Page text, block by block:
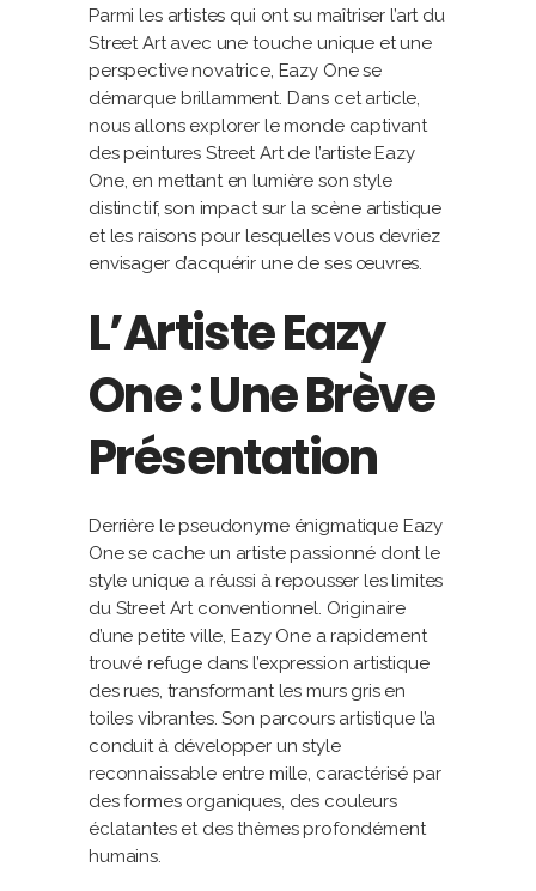
Parmi les artistes qui ont su maîtriser l’art du
Street Art avec une touche unique et une
perspective novatrice, Eazy One se
démarque brillamment. Dans cet article,
nous allons explorer le monde captivant
des peintures Street Art de l’artiste Eazy
One, en mettant en lumière son style
distinctif, son impact sur la scène artistique
et les raisons pour lesquelles vous devriez
envisager d’acquérir une de ses œuvres.
L’Artiste Eazy
One : Une Brève
Présentation
Derrière le pseudonyme énigmatique Eazy
One se cache un artiste passionné dont le
style unique a réussi à repousser les limites
du Street Art conventionnel. Originaire
d’une petite ville, Eazy One a rapidement
trouvé refuge dans l’expression artistique
des rues, transformant les murs gris en
toiles vibrantes. Son parcours artistique l’a
conduit à développer un style
reconnaissable entre mille, caractérisé par
des formes organiques, des couleurs
éclatantes et des thèmes profondément
humains.